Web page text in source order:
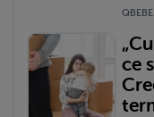
ce